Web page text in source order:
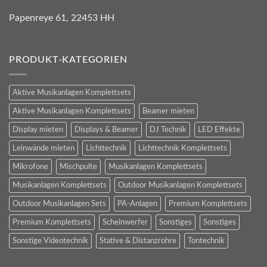
Papenreye 61, 22453 HH
PRODUKT-KATEGORIEN
Aktive Musikanlagen Komplettsets
Aktive Musikanlagen Komplettsets Beamer mieten
Display mieten Displays & Beamer DJ Technik LED Effekte
Leinwände mieten Lichttechnik Lichttechnik Komplettsets
Mikrofone Mischpulte Musikanlagen Komplettsets
Musikanlagen Komplettsets Outdoor Musikanlagen Komplettsets
Outdoor Musikanlagen Sets PA-Anlagen Premium Komplettsets
Premium Komplettsets Scheinwerfer Sonstiges Sonstiges
Sonstige Videotechnik Stative & Distanzrohre Tontechnik